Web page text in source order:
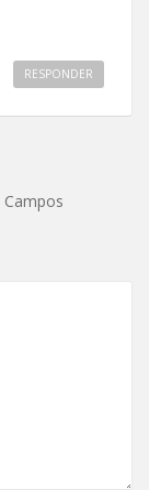
RESPONDER
Campos